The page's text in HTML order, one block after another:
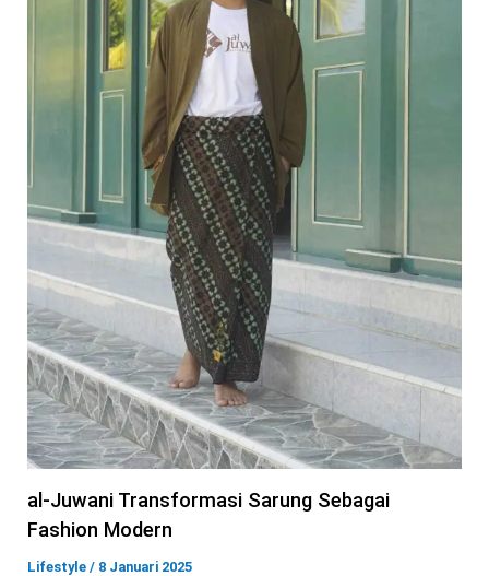
al-Juwani Transformasi Sarung Sebagai
Fashion Modern
Lifestyle / 8 Januari 2025